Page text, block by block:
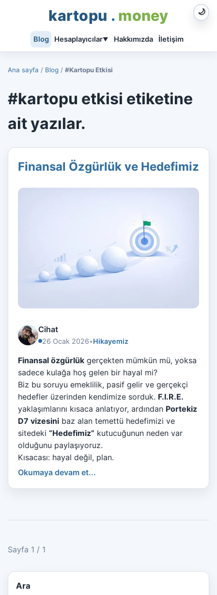
kartopu . money 🌙
Blog Hesaplayıcılar▼ Hakkımızda İletişim
Ana sayfa / Blog / #Kartopu Etkisi
#kartopu etkisi etiketine
ait yazılar.
Finansal Özgürlük ve Hedefimiz
Cihat
26 Ocak 2026•Hikayemiz
Finansal özgürlük gerçekten mümkün mü, yoksa
sadece kulağa hoş gelen bir hayal mi?
Biz bu soruyu emeklilik, pasif gelir ve gerçekçi
hedefler üzerinden kendimize sorduk. F.I.R.E.
yaklaşımlarını kısaca anlatıyor, ardından Portekiz
D7 vizesini baz alan temettü hedefimizi ve
sitedeki “Hedefimiz” kutucuğunun neden var
olduğunu paylaşıyoruz.
Kısacası: hayal değil, plan.
Okumaya devam et...
Sayfa 1 / 1
Ara